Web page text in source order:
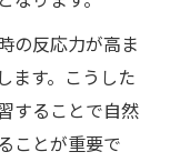
の反応力が高ま
ます。こうした
することで自然
ことが重要で